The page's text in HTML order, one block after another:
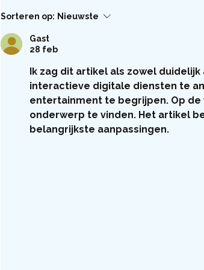
Sorteren op: Nieuwste
Gast
28 feb
Ik zag dit artikel als zowel
interactieve digitale diensten te
entertainment te begrijpen. Op
onderwerp te vinden. Het artikel
belangrijkste aanpassingen.